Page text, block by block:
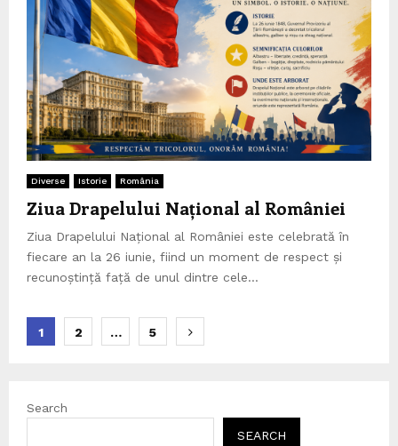
Diverse Istorie România
Ziua Drapelului Național al României
Ziua Drapelului Național al României este celebrată în
fiecare an la 26 iunie, fiind un moment de respect și
recunoștință față de unul dintre cele...
Posts
1 2 … 5
Search
SEARCH